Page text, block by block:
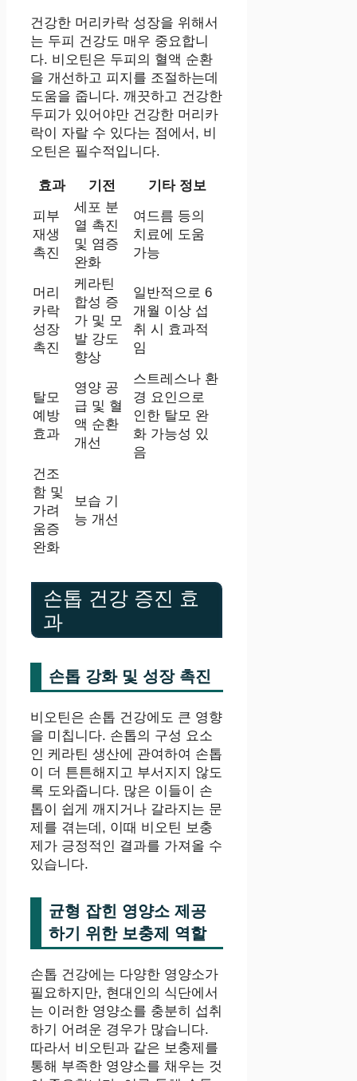
건강한 머리카락 성장을 위해서
는 두피 건강도 매우 중요합니
다. 비오틴은 두피의 혈액 순환
을 개선하고 피지를 조절하는데
도움을 줍니다. 깨끗하고 건강한
두피가 있어야만 건강한 머리카
락이 자랄 수 있다는 점에서, 비
오틴은 필수적입니다.
효과 기전
기타 정보
피부
재생
촉진
세포 분
열 촉진
및 염증
완화
여드름 등의
치료에 도움
가능
머리
카락
성장
촉진
케라틴
합성 증
가 및 모
발 강도
향상
일반적으로 6
개월 이상 섭
취 시 효과적
임
탈모
예방
효과
영양 공
급 및 혈
액 순환
개선
스트레스나 환
경 요인으로
인한 탈모 완
화 가능성 있
음
건조
함 및
가려
움증
완화
보습 기
능 개선
손톱 건강 증진 효
과
손톱 강화 및 성장 촉진
비오틴은 손톱 건강에도 큰 영향
을 미칩니다. 손톱의 구성 요소
인 케라틴 생산에 관여하여 손톱
이 더 튼튼해지고 부서지지 않도
록 도와줍니다. 많은 이들이 손
톱이 쉽게 깨지거나 갈라지는 문
제를 겪는데, 이때 비오틴 보충
제가 긍정적인 결과를 가져올 수
있습니다.
균형 잡힌 영양소 제공
하기 위한 보충제 역할
손톱 건강에는 다양한 영양소가
필요하지만, 현대인의 식단에서
는 이러한 영양소를 충분히 섭취
하기 어려운 경우가 많습니다.
따라서 비오틴과 같은 보충제를
통해 부족한 영양소를 채우는 것